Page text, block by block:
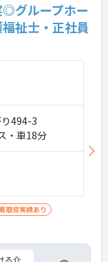
◎グループホー
祉士・正社員
494-3
・車18分
取得実績あり